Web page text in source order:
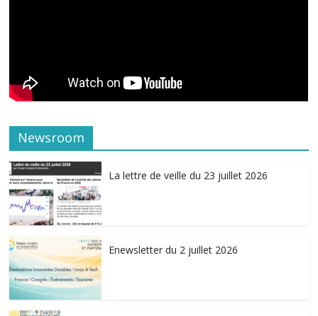
Newsroom
La lettre de veille du 23 juillet 2026
Enewsletter du 2 juillet 2026